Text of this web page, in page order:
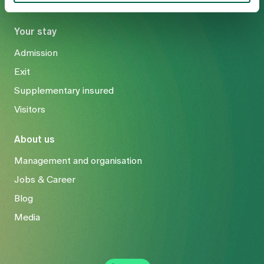
Your stay
Admission
Exit
Supplementary insured
Visitors
About us
Management and organisation
Jobs & Career
Blog
Media